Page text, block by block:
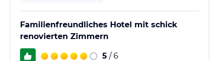
Familienfreundliches Hotel mit schick
renovierten Zimmern
5 / 6